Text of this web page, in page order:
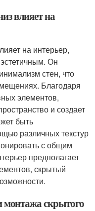
влияет на
на интерьер,
Он
стен, что
Благодаря
элементов,
и создает
быть
различных текстур
с общим
предполагает
скрытый
монтажа скрытого